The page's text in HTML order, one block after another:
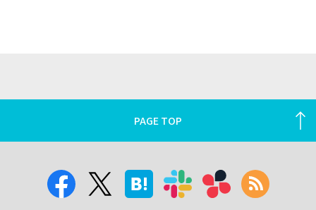
PAGE TOP